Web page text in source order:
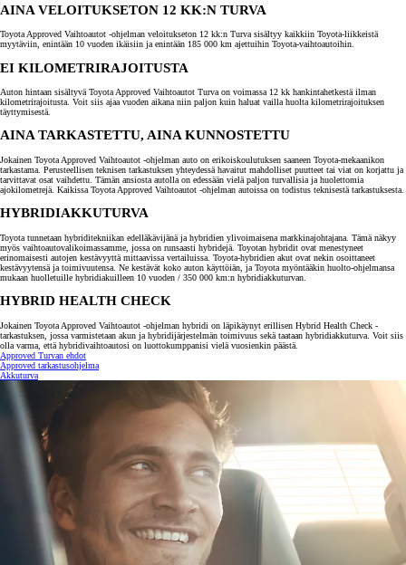
AINA VELOITUKSETON 12 KK:N TURVA
Toyota Approved Vaihtoautot -ohjelman veloitukseton 12 kk:n Turva sisältyy kaikkiin Toyota-liikkeistä
myytäviin, enintään 10 vuoden ikäisiin ja enintään 185 000 km ajettuihin Toyota-vaihtoautoihin.
EI KILOMETRIRAJOITUSTA
Auton hintaan sisältyvä Toyota Approved Vaihtoautot Turva on voimassa 12 kk hankintahetkestä ilman
kilometrirajoitusta. Voit siis ajaa vuoden aikana niin paljon kuin haluat vailla huolta kilometrirajoituksen
täyttymisestä.
AINA TARKASTETTU, AINA KUNNOSTETTU
Jokainen Toyota Approved Vaihtoautot -ohjelman auto on erikoiskoulutuksen saaneen Toyota-mekaanikon
tarkastama. Perusteellisen teknisen tarkastuksen yhteydessä havaitut mahdolliset puutteet tai viat on korjattu ja
tarvittavat osat vaihdettu. Tämän ansiosta autolla on edessään vielä paljon turvallisia ja huolettomia
ajokilometrejä. Kaikissa Toyota Approved Vaihtoautot -ohjelman autoissa on todistus teknisestä tarkastuksesta.
HYBRIDIAKKUTURVA
Toyota tunnetaan hybriditekniikan edelläkävijänä ja hybridien ylivoimaisena markkinajohtajana. Tämä näkyy
myös vaihtoautovalikoimassamme, jossa on runsaasti hybridejä. Toyotan hybridit ovat menestyneet
erinomaisesti autojen kestävyyttä mittaavissa vertailuissa. Toyota-hybridien akut ovat nekin osoittaneet
kestävyytensä ja toimivuutensa. Ne kestävät koko auton käyttöiän, ja Toyota myöntääkin huolto-ohjelmansa
mukaan huolletuille hybridiakuilleen 10 vuoden / 350 000 km:n hybridiakkuturvan.
HYBRID HEALTH CHECK
Jokainen Toyota Approved Vaihtoautot -ohjelman hybridi on läpikäynyt erillisen Hybrid Health Check -
tarkastuksen, jossa varmistetaan akun ja hybridijärjestelmän toimivuus sekä taataan hybridiakkuturva. Voit siis
olla varma, että hybridivaihtoautosi on luottokumppanisi vielä vuosienkin päästä.
Approved Turvan ehdot
Approved tarkastusohjelma
Akkuturva